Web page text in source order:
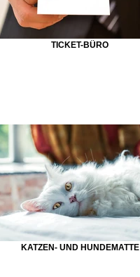
TICKET-BÜRO
KATZEN- UND HUNDEMATTE